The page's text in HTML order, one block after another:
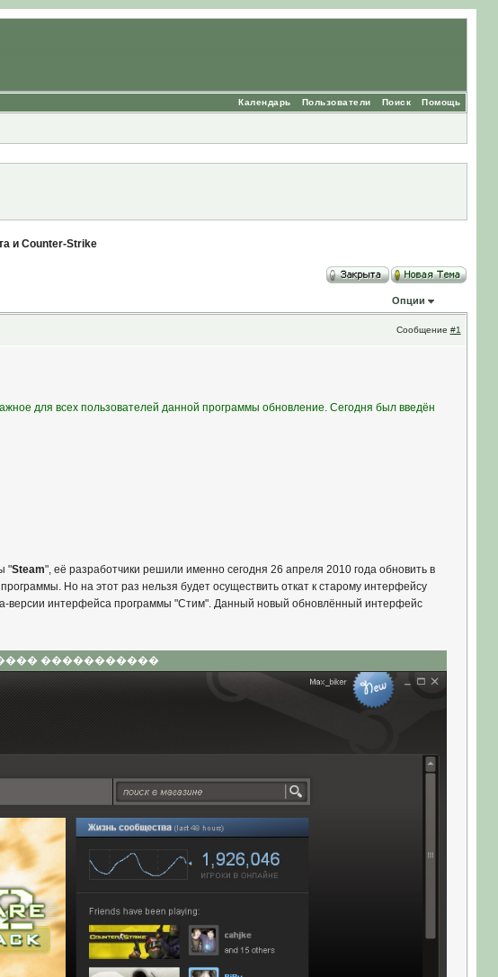
Помощь
Поиск
Пользователи
Календарь
и Counter-Strike
Опции
Сообщение #1
для всех пользователей данной программы обновление. Сегодня был введён
"Steam", её разработчики решили именно сегодня 26 апреля 2010 года обновить в
Но на этот раз нельзя будет осуществить откат к старому интерфейсу
версии интерфейса программы "Стим". Данный новый обновлённый интерфейс
�����������